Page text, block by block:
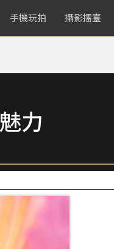
手機玩拍 攝影擂臺
力